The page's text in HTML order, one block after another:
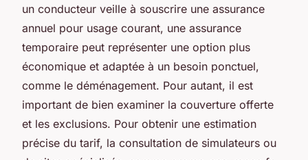
un conducteur veille à souscrire une assurance
annuel pour usage courant, une assurance
temporaire peut représenter une option plus
économique et adaptée à un besoin ponctuel,
comme le déménagement. Pour autant, il est
important de bien examiner la couverture offerte
et les exclusions. Pour obtenir une estimation
précise du tarif, la consultation de simulateurs ou